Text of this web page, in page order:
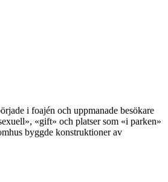
i foajén och uppmanade besökare
«gift» och platser som «i parken»
byggde konstruktioner av